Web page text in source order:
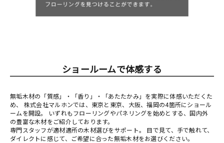
ショールームで体感する
無垢木材の「質感」・「香り」・「あたたかみ」を実際に体感いただくた
め、 株式会社マルホンでは、東京と東京、大阪、福岡の4箇所にショール
ームを開設。 いずれもフローリングやパネリングを始めとする、国内外
の豊富な木材をご紹介しております。
専門スタッフが適材適所の木材選びをサポート。 目で見て、手で触れて、
ダイレクトに感じて、ご希望に合った無垢木材をお選びください。